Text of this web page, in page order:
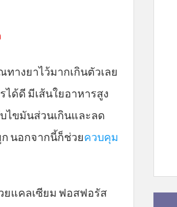
างยาไว้มากเกินตัวเลย
ด้ดี มีเส้นใยอาหารสูง
ไขมันส่วนเกินและลด
นอกจากนี้ก็ช่วยควบคุม
แคลเซียม ฟอสฟอรัส